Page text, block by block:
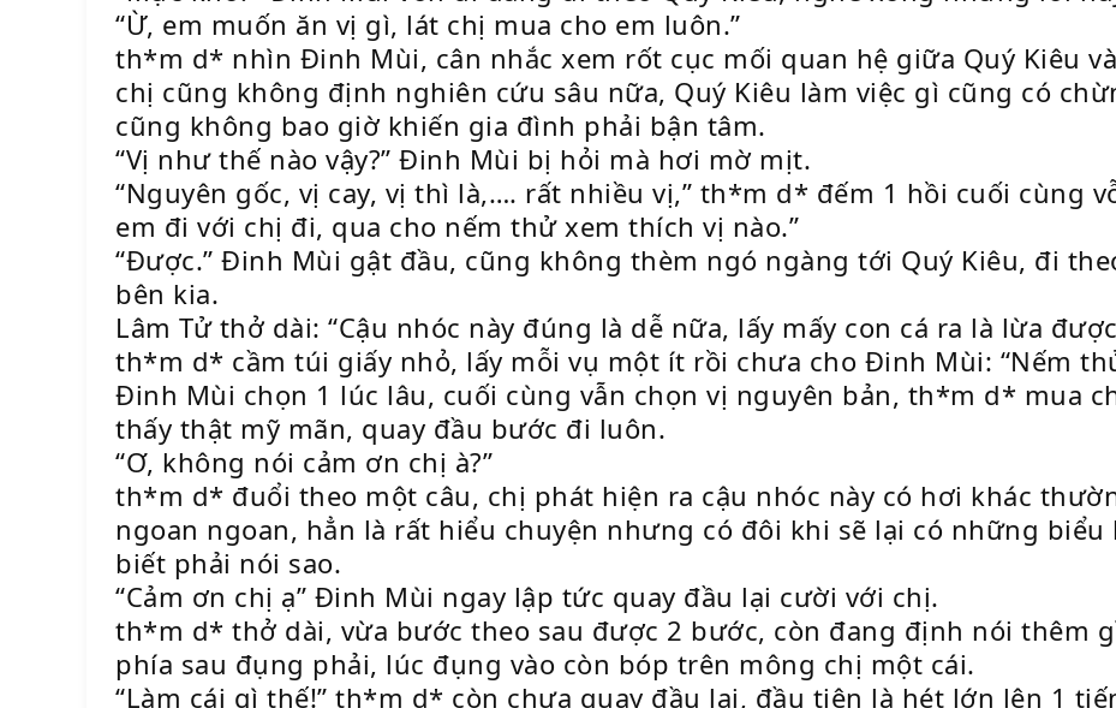
“Ừ, em muốn ăn vị gì, lát chị mua cho em luôn.”
th*m d* nhìn Đinh Mùi, cân nhắc xem rốt cục mối quan hệ giữa Quý Kiêu
chị cũng không định nghiên cứu sâu nữa, Quý Kiêu làm việc gì cũng có
cũng không bao giờ khiến gia đình phải bận tâm.
“Vị như thế nào vậy?” Đinh Mùi bị hỏi mà hơi mờ mịt.
“Nguyên gốc, vị cay, vị thì là,…. rất nhiều vị,” th*m d* đếm 1 hồi cuối cùng
em đi với chị đi, qua cho nếm thử xem thích vị nào.”
“Được.” Đinh Mùi gật đầu, cũng không thèm ngó ngàng tới Quý Kiêu, đi
bên kia.
Lâm Tử thở dài: “Cậu nhóc này đúng là dễ nữa, lấy mấy con cá ra là lừa
th*m d* cầm túi giấy nhỏ, lấy mỗi vụ một ít rồi chưa cho Đinh Mùi: “Nếm
Đinh Mùi chọn 1 lúc lâu, cuối cùng vẫn chọn vị nguyên bản, th*m d* mua
thấy thật mỹ mãn, quay đầu bước đi luôn.
“Ơ, không nói cảm ơn chị à?”
th*m d* đuổi theo một câu, chị phát hiện ra cậu nhóc này có hơi khác
ngoan ngoan, hẳn là rất hiểu chuyện nhưng có đôi khi sẽ lại có những
biết phải nói sao.
“Cảm ơn chị ạ” Đinh Mùi ngay lập tức quay đầu lại cười với chị.
th*m d* thở dài, vừa bước theo sau được 2 bước, còn đang định nói thêm
phía sau đụng phải, lúc đụng vào còn bóp trên mông chị một cái.
“Làm cái gì thế!” th*m d* còn chưa quay đầu lại, đầu tiên là hét lớn lên 1